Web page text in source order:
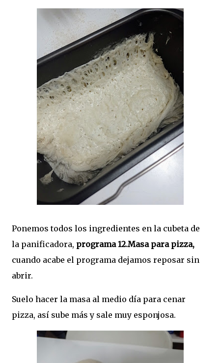
Ponemos todos los ingredientes en la cubeta de
la panificadora, programa 12.Masa para pizza,
cuando acabe el programa dejamos reposar sin
abrir.
Suelo hacer la masa al medio día para cenar
pizza, así sube más y sale muy esponjosa.